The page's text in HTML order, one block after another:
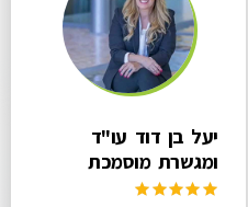
יעל בן דוד עו"ד
ומגשרת מוסמכת